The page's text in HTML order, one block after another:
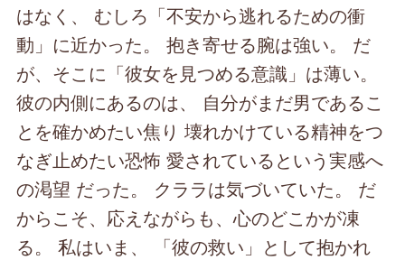
はなく、 むしろ「不安から逃れるための衝
動」に近かった。 抱き寄せる腕は強い。 だ
が、そこに「彼女を見つめる意識」は薄い。
彼の内側にあるのは、 自分がまだ男であるこ
とを確かめたい焦り 壊れかけている精神をつ
なぎ止めたい恐怖 愛されているという実感へ
の渇望 だった。 クララは気づいていた。 だ
からこそ、応えながらも、心のどこかが凍
る。 私はいま、 「彼の救い」として抱かれ